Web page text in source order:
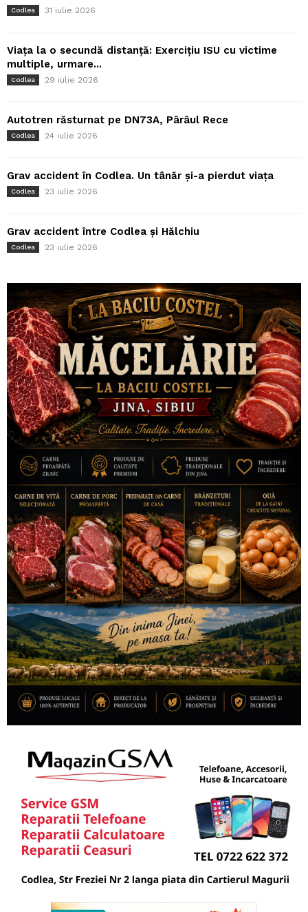
Codlea 31 iulie 2026
Viața la o secundă distanță: Exercițiu ISU cu victime
multiple, urmare...
Codlea 29 iulie 2026
Autotren răsturnat pe DN73A, Pârâul Rece
Codlea 24 iulie 2026
Grav accident în Codlea. Un tânăr și-a pierdut viața
Codlea 23 iulie 2026
Grav accident între Codlea și Hălchiu
Codlea 23 iulie 2026